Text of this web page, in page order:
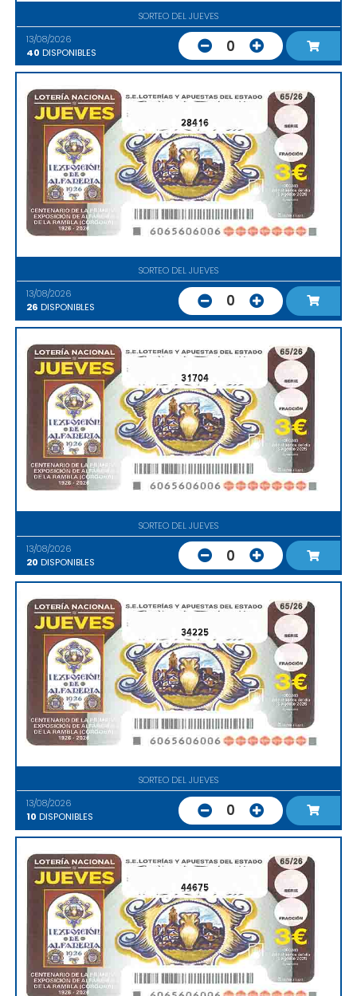
SORTEO DEL JUEVES
13/08/2026
40 DISPONIBLES 0
28416
SORTEO DEL JUEVES
13/08/2026
26 DISPONIBLES 0
31704
SORTEO DEL JUEVES
13/08/2026
20 DISPONIBLES 0
34225
SORTEO DEL JUEVES
13/08/2026
10 DISPONIBLES 0
44675